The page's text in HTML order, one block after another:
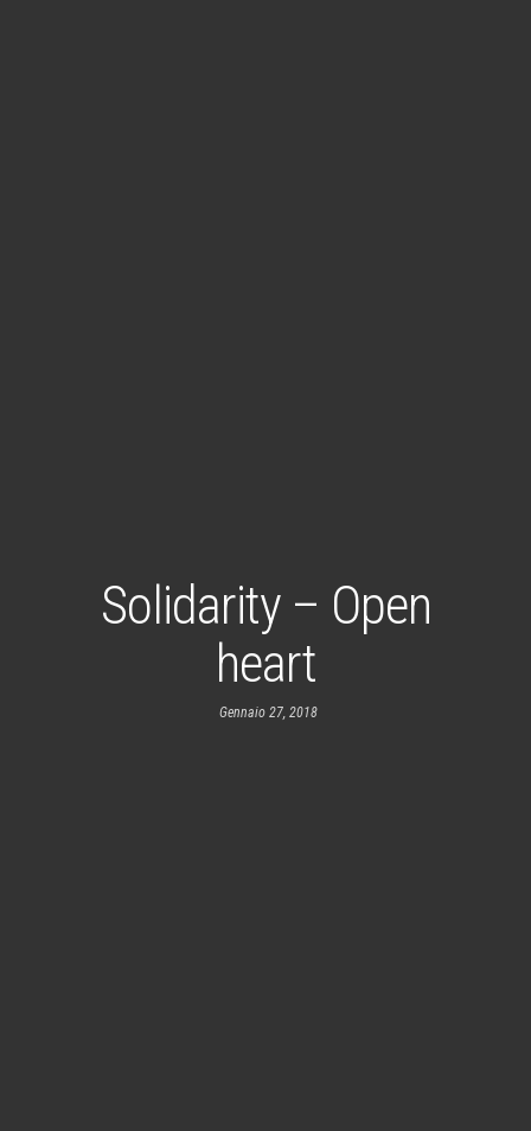
Solidarity – Open
heart
Gennaio 27, 2018